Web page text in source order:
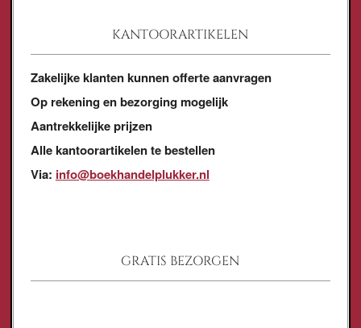
KANTOORARTIKELEN
Zakelijke klanten kunnen offerte aanvragen
Op rekening en bezorging mogelijk
Aantrekkelijke prijzen
Alle kantoorartikelen te bestellen
Via: info@boekhandelplukker.nl
GRATIS BEZORGEN